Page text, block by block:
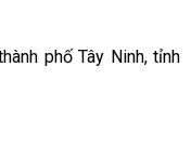
phố Tây Ninh, tỉnh